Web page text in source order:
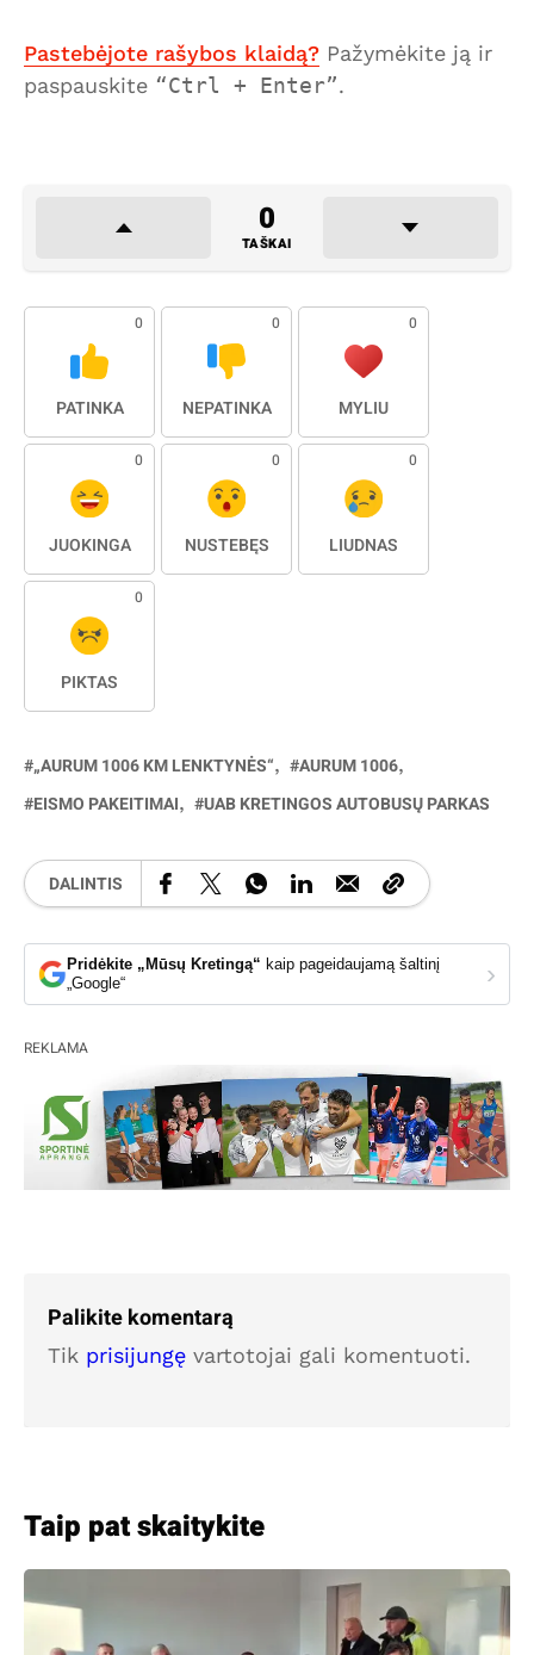
Pastebėjote rašybos klaidą? Pažymėkite ją ir
paspauskite
Ctrl + Enter .
0
TAŠKAI
0
PATINKA
0
NEPATINKA
0
MYLIU
0
JUOKINGA
0
NUSTEBĘS
0
LIŪDNAS
0
PIKTAS
„AURUM 1006 KM LENKTYNĖS“
AURUM 1006
EISMO PAKEITIMAI
UAB KRETINGOS AUTOBUSŲ PARKAS
DALINTIS
Pridėkite „Mūsų Kretingą“ kaip pageidaujamą šaltinį
„Google“
›
REKLAMA
Palikite komentarą
Tik prisijungę vartotojai gali komentuoti.
Taip pat skaitykite